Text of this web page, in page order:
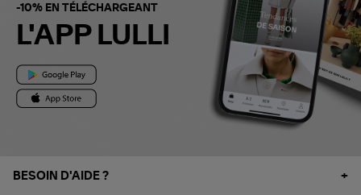
-10% EN TÉLÉCHARGEANT
L'APP LULLI
BESOIN D'AIDE ?